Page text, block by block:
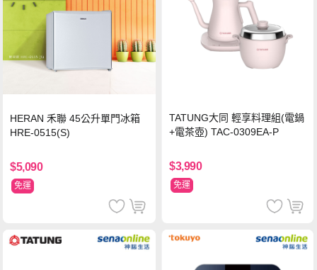
HERAN 禾聯 45公升單門冰箱
HRE-0515(S)
$5,090
免運
TATUNG大同 輕享料理組(電鍋
+電茶壺) TAC-0309EA-P
$3,990
免運